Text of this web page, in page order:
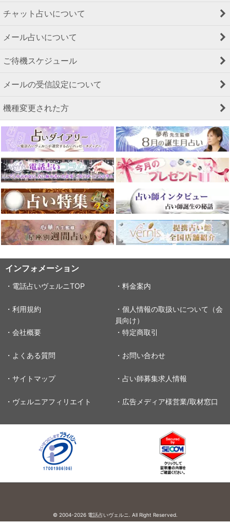
チャット占いについて
メール占いについて
ご待機スケジュール
メールの受信設定について
機種変更された方
インフォメーション
・電話占いヴェルニTOP ・料金案内
・利用規約
・個人情報の取扱いについて（会
員向け）
・会社概要
・特定商取引
・よくある質問 ・お問い合わせ
・サイトマップ ・占い師募集求人情報
・ヴェルニアフィリエイト ・広告メディア様営業/取材窓口
© 2004-2026 電話占いヴェルニ. All Right Reserved.